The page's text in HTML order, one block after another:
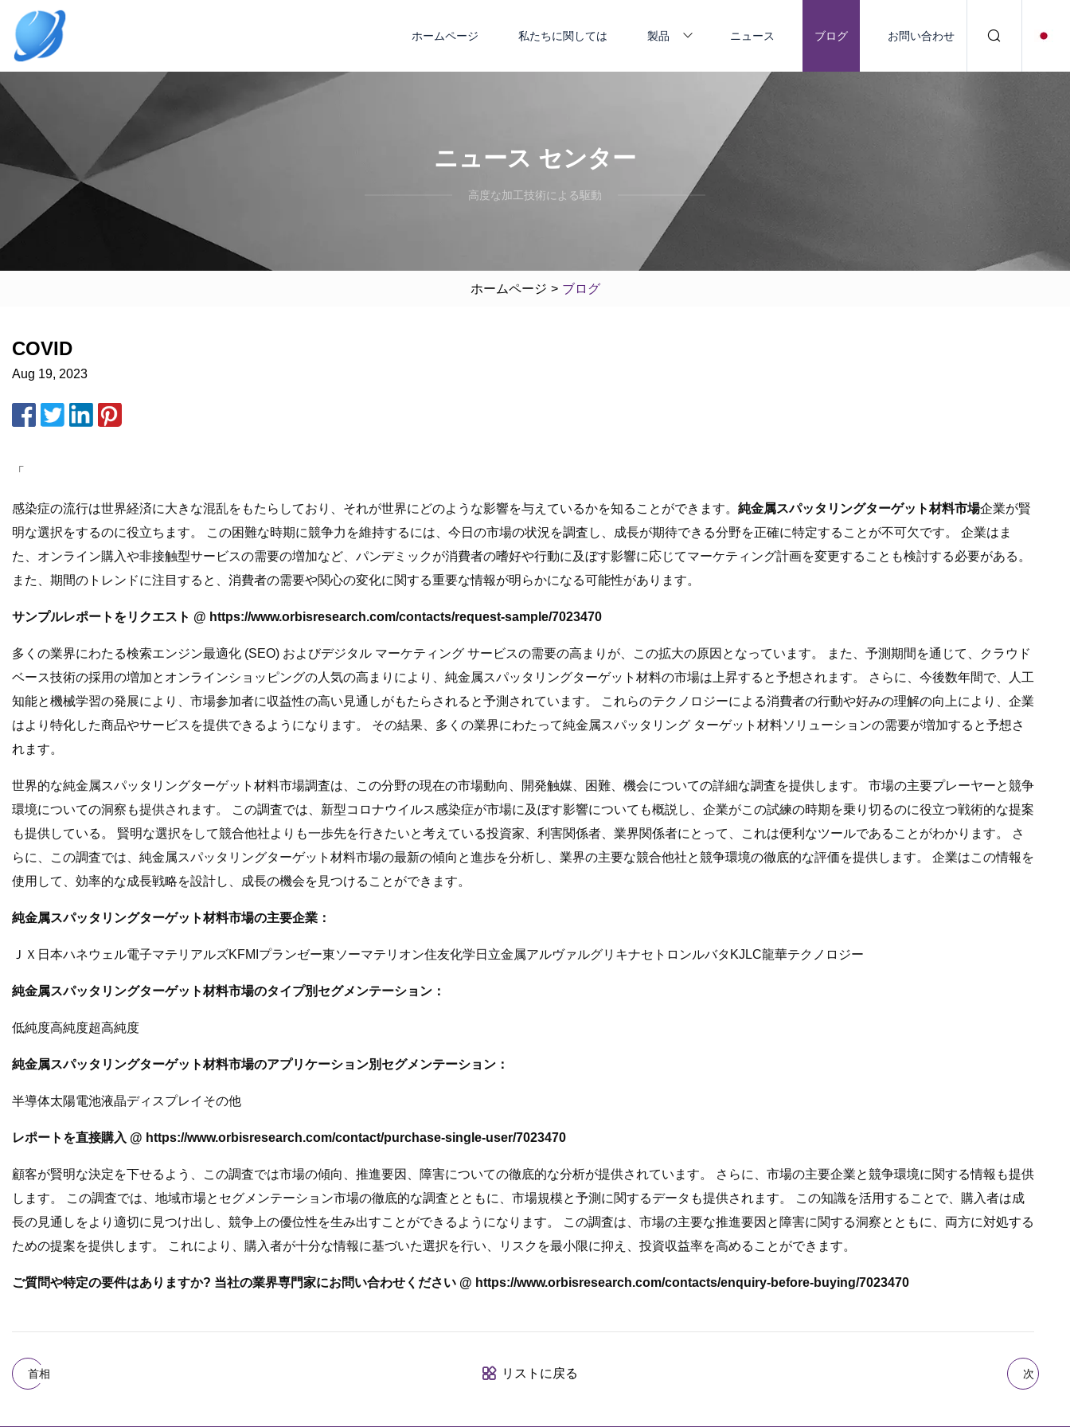
ホームページ 私たちに関しては 製品 ニュース ブログ お問い合わせ
ニュース センター
高度な加工技術による駆動
ホームページ > ブログ
COVID
Aug 19, 2023
「
感染症の流行は世界経済に大きな混乱をもたらしており、それが世界にどのような影響を与えているかを知ることができます。 純金属スパッタリングターゲット材料市場企業が賢
明な選択をするのに役立ちます。 この困難な時期に競争力を維持するには、今日の市場の状況を調査し、成長が期待できる分野を正確に特定することが不可欠です。 企業はま
た、オンライン購入や非接触型サービスの需要の増加など、パンデミックが消費者の嗜好や行動に及ぼす影響に応じてマーケティング計画を変更することも検討する必要がある。
また、期間のトレンドに注目すると、消費者の需要や関心の変化に関する重要な情報が明らかになる可能性があります。
サンプルレポートをリクエスト @ https://www.orbisresearch.com/contacts/request-sample/7023470
多くの業界にわたる検索エンジン最適化 (SEO) およびデジタル マーケティング サービスの需要の高まりが、この拡大の原因となっています。 また、予測期間を通じて、クラウド
ベース技術の採用の増加とオンラインショッピングの人気の高まりにより、純金属スパッタリングターゲット材料の市場は上昇すると予想されます。 さらに、今後数年間で、人工
知能と機械学習の発展により、市場参加者に収益性の高い見通しがもたらされると予測されています。 これらのテクノロジーによる消費者の行動や好みの理解の向上により、企業
はより特化した商品やサービスを提供できるようになります。 その結果、多くの業界にわたって純金属スパッタリング ターゲット材料ソリューションの需要が増加すると予想さ
れます。
世界的な純金属スパッタリングターゲット材料市場調査は、この分野の現在の市場動向、開発触媒、困難、機会についての詳細な調査を提供します。 市場の主要プレーヤーと競争
環境についての洞察も提供されます。 この調査では、新型コロナウイルス感染症が市場に及ぼす影響についても概説し、企業がこの試練の時期を乗り切るのに役立つ戦術的な提案
も提供している。 賢明な選択をして競合他社よりも一歩先を行きたいと考えている投資家、利害関係者、業界関係者にとって、これは便利なツールであることがわかります。 さ
らに、この調査では、純金属スパッタリングターゲット材料市場の最新の傾向と進歩を分析し、業界の主要な競合他社と競争環境の徹底的な評価を提供します。 企業はこの情報を
使用して、効率的な成長戦略を設計し、成長の機会を見つけることができます。
純金属スパッタリングターゲット材料市場の主要企業：
ＪＸ日本ハネウェル電子マテリアルズKFMIプランゼー東ソーマテリオン住友化学日立金属アルヴァルグリキナセトロンルバタKJLC龍華テクノロジー
純金属スパッタリングターゲット材料市場のタイプ別セグメンテーション：
低純度高純度超高純度
純金属スパッタリングターゲット材料市場のアプリケーション別セグメンテーション：
半導体太陽電池液晶ディスプレイその他
レポートを直接購入 @ https://www.orbisresearch.com/contact/purchase-single-user/7023470
顧客が賢明な決定を下せるよう、この調査では市場の傾向、推進要因、障害についての徹底的な分析が提供されています。 さらに、市場の主要企業と競争環境に関する情報も提供
します。 この調査では、地域市場とセグメンテーション市場の徹底的な調査とともに、市場規模と予測に関するデータも提供されます。 この知識を活用することで、購入者は成
長の見通しをより適切に見つけ出し、競争上の優位性を生み出すことができるようになります。 この調査は、市場の主要な推進要因と障害に関する洞察とともに、両方に対処する
ための提案を提供します。 これにより、購入者が十分な情報に基づいた選択を行い、リスクを最小限に抑え、投資収益率を高めることができます。
ご質問や特定の要件はありますか? 当社の業界専門家にお問い合わせください @ https://www.orbisresearch.com/contacts/enquiry-before-buying/7023470
首相 リストに戻る 次